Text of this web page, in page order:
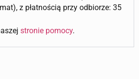
z płatnością przy odbiorze: 35
stronie pomocy.